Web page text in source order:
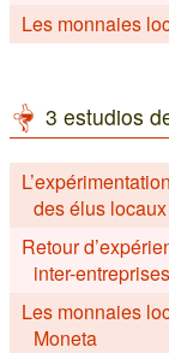
Les monnaies
3 estudios
des élus
Retour
inter-
Les monnaies
Moneta